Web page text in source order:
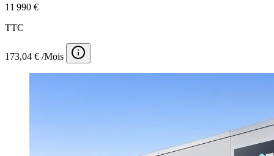
11 990 €
TTC
173,04 € /Mois